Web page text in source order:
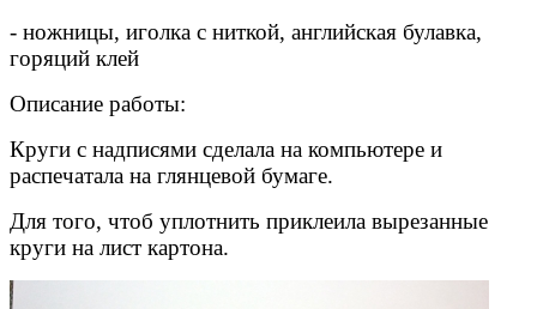
- ножницы, иголка с ниткой, английская булавка,
горяций клей
Описание работы:
Круги с надписями сделала на компьютере и
распечатала на глянцевой бумаге.
Для того, чтоб уплотнить приклеила вырезанные
круги на лист картона.